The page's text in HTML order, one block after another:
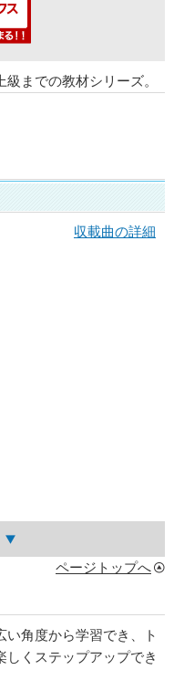
までの教材シリーズ。
収載曲の詳細
ページトップへ
い角度から学習でき、ト
しくステップアップでき